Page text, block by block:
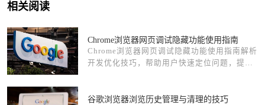
相关阅读
Chrome浏览器网页调试隐藏功能使用指南
Chrome浏览器网页调试隐藏功能使用指南解析
开发优化技巧，帮助用户快速定位问题，提高
谷歌浏览器浏览历史管理与清理的技巧